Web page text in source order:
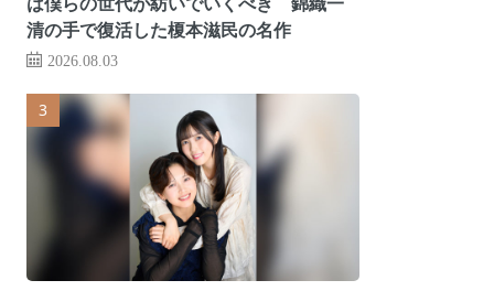
清の手で復活した榎本滋民の名作
2026.08.03